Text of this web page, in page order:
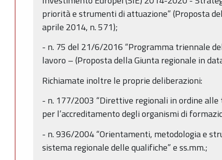
priorità e strumenti di attuazione” (Proposta
aprile 2014, n. 571);
- n. 75 del 21/6/2016 “Programma triennale
lavoro – (Proposta della Giunta regionale in
Richiamate inoltre le proprie deliberazioni:
- n. 177/2003 “Direttive regionali in ordine alle
per l’accreditamento degli organismi di
- n. 936/2004 “Orientamenti, metodologia e
sistema regionale delle qualifiche” e ss.mm.;